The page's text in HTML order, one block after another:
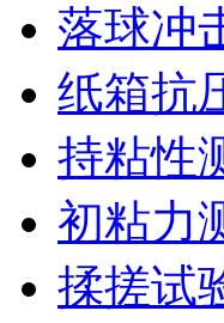
落球冲
纸箱抗
持粘性
初粘力
揉搓试